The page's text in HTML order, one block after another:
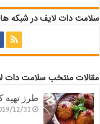
سلامت دات لایف در شبکه
مقالات منتخب سلامت دات
طرز تهیه
12/31